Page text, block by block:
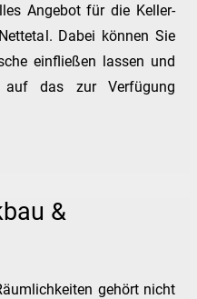
Angebot für die Keller-
Dabei können Sie
einfließen lassen und
auf das zur Verfügung
&
gehört nicht